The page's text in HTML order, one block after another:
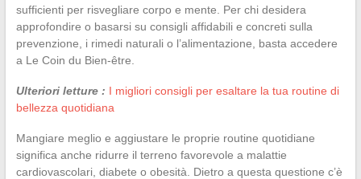
sufficienti per risvegliare corpo e mente. Per chi desidera
approfondire o basarsi su consigli affidabili e concreti sulla
prevenzione, i rimedi naturali o l’alimentazione, basta accedere
a Le Coin du Bien-être.
Ulteriori letture : I migliori consigli per esaltare la tua routine di
bellezza quotidiana
Mangiare meglio e aggiustare le proprie routine quotidiane
significa anche ridurre il terreno favorevole a malattie
cardiovascolari, diabete o obesità. Dietro a questa questione c’è